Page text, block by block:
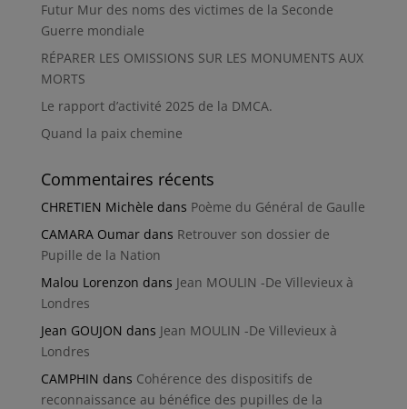
Futur Mur des noms des victimes de la Seconde
Guerre mondiale
RÉPARER LES OMISSIONS SUR LES MONUMENTS AUX
MORTS
Le rapport d’activité 2025 de la DMCA.
Quand la paix chemine
Commentaires récents
CHRETIEN Michèle dans Poème du Général de Gaulle
CAMARA Oumardans Retrouver son dossier de
Pupille de la Nation
Malou Lorenzon dans Jean MOULIN -De Villevieux à
Londres
Jean GOUJON dans Jean MOULIN -De Villevieux à
Londres
CAMPHIN dans Cohérence des dispositifs de
reconnaissance au bénéfice des pupilles de la